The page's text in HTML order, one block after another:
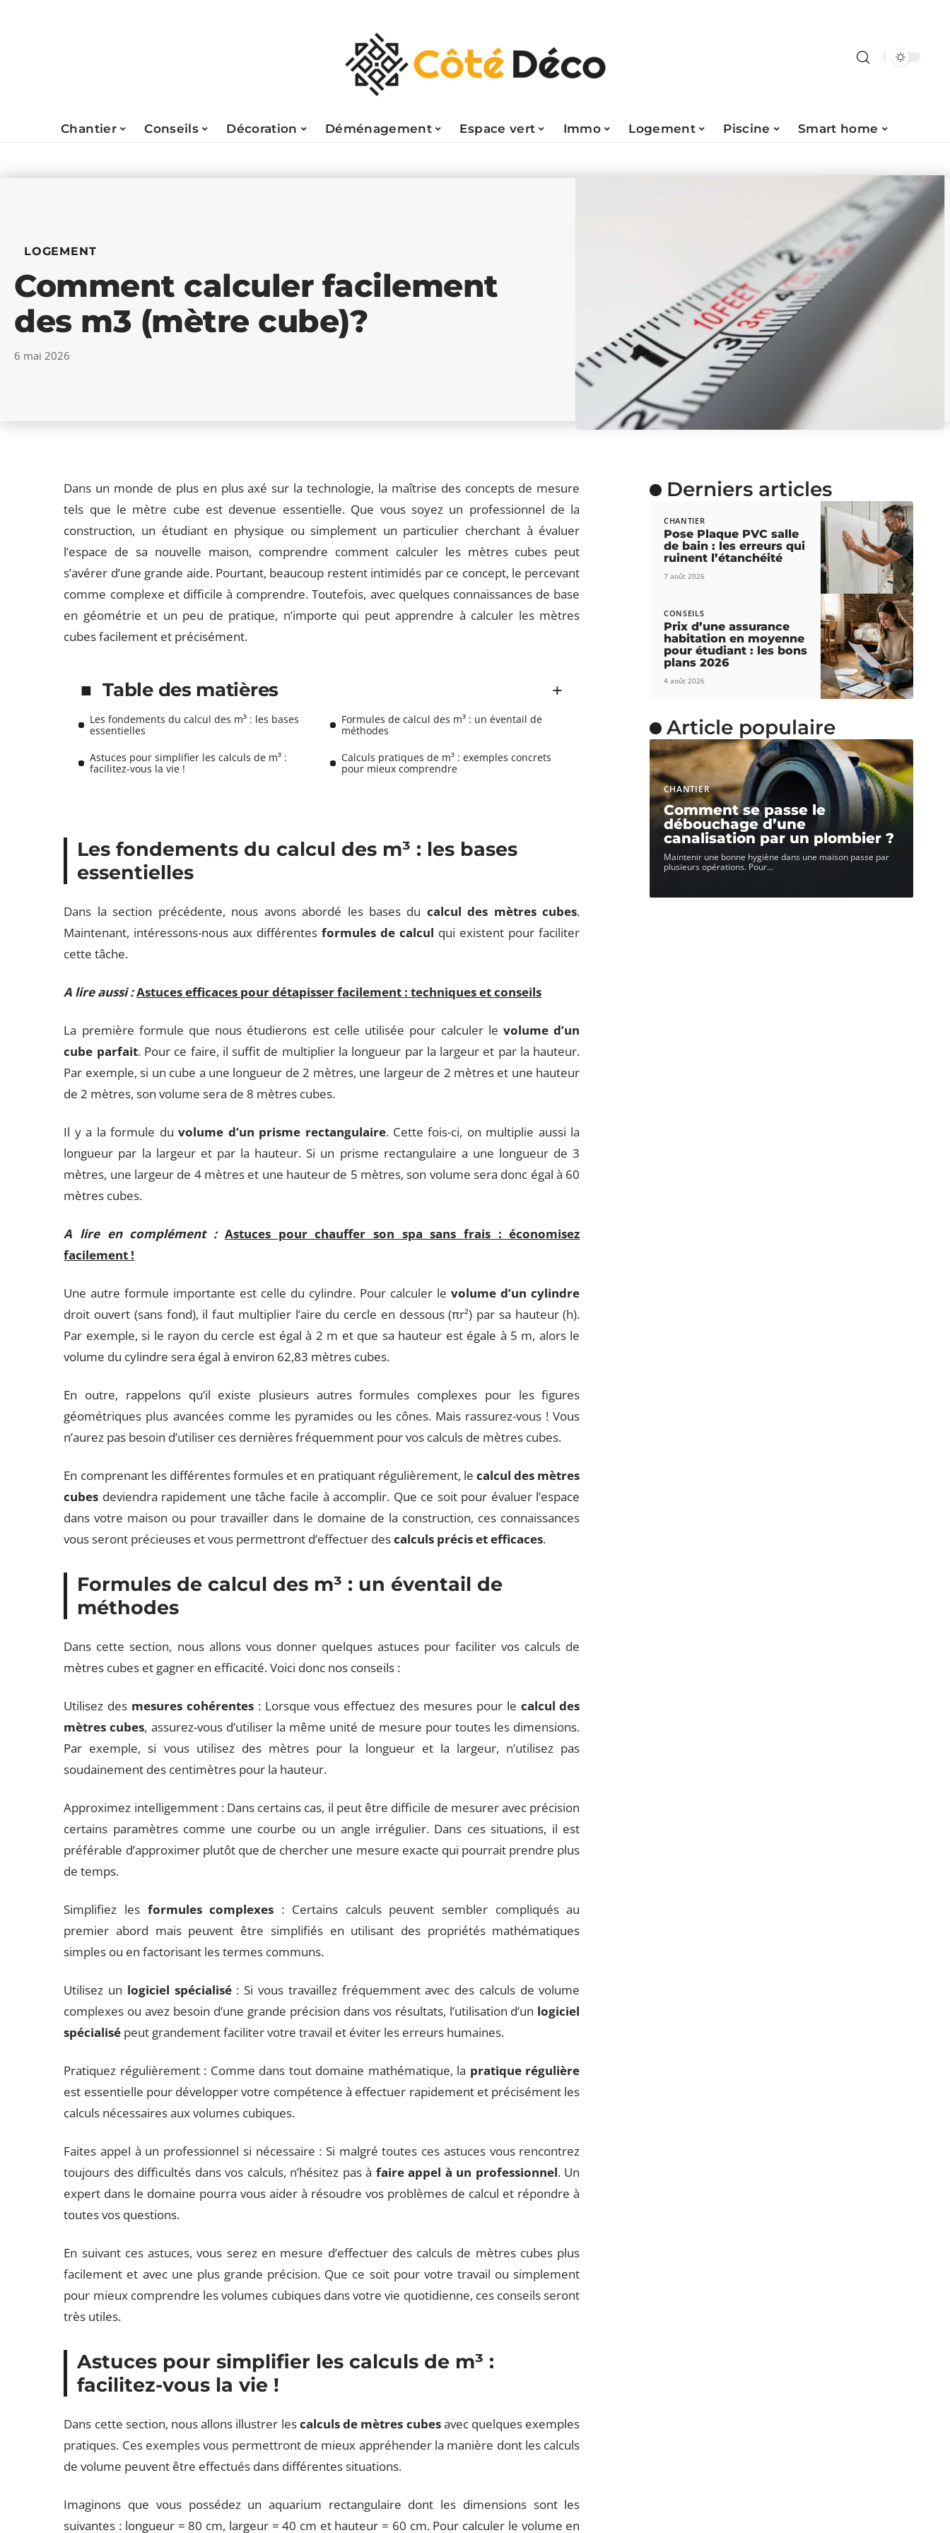
Chantier Conseils Décoration Déménagement Espace vert Immo Logement Piscine Smart home
LOGEMENT
Comment calculer facilement
des m3 (mètre cube)?
6 mai 2026
Dans un monde de plus en plus axé sur la technologie, la maîtrise des concepts de mesure
tels que le mètre cube est devenue essentielle. Que vous soyez un professionnel de la
construction, un étudiant en physique ou simplement un particulier cherchant à évaluer
l’espace de sa nouvelle maison, comprendre comment calculer les mètres cubes peut
s’avérer d’une grande aide. Pourtant, beaucoup restent intimidés par ce concept, le percevant
comme complexe et difficile à comprendre. Toutefois, avec quelques connaissances de base
en géométrie et un peu de pratique, n’importe qui peut apprendre à calculer les mètres
cubes facilement et précisément.
Table des matières
Les fondements du calcul des m³ : les bases
essentielles
Formules de calcul des m³ : un éventail de
méthodes
Astuces pour simplifier les calculs de m³ :
facilitez-vous la vie !
Calculs pratiques de m³ : exemples concrets
pour mieux comprendre
Les fondements du calcul des m³ : les bases
essentielles
Dans la section précédente, nous avons abordé les bases du calcul des mètres cubes.
Maintenant, intéressons-nous aux différentesformules de calcul qui existent pour faciliter
cette tâche.
A lire aussi :Astuces efficaces pour détapisser facilement : techniques et conseils
La première formule que nous étudierons est celle utilisée pour calculer levolume d’un
cube parfait. Pour ce faire, il suffit de multiplier la longueur par la largeur et par la hauteur.
Par exemple, si un cube a une longueur de 2 mètres, une largeur de 2 mètres et une hauteur
de 2 mètres, son volume sera de 8 mètres cubes.
Il y a la formule duvolume d’un prisme rectangulaire. Cette fois-ci, on multiplie aussi la
longueur par la largeur et par la hauteur. Si un prisme rectangulaire a une longueur de 3
mètres, une largeur de 4 mètres et une hauteur de 5 mètres, son volume sera donc égal à 60
mètres cubes.
A lire en complément : Astuces pour chauffer son spa sans frais : économisez
facilement !
Une autre formule importante est celle du cylindre. Pour calculer levolume d’un cylindre
droit ouvert (sans fond), il faut multiplier l’aire du cercle en dessous (πr²) par sa hauteur (h).
Par exemple, si le rayon du cercle est égal à 2 m et que sa hauteur est égale à 5 m, alors le
volume du cylindre sera égal à environ 62,83 mètres cubes.
En outre, rappelons qu’il existe plusieurs autres formules complexes pour les figures
géométriques plus avancées comme les pyramides ou les cônes. Mais rassurez-vous ! Vous
n’aurez pas besoin d’utiliser ces dernières fréquemment pour vos calculs de mètres cubes.
En comprenant les différentes formules et en pratiquant régulièrement, lecalcul des mètres
cubes deviendra rapidement une tâche facile à accomplir. Que ce soit pour évaluer l’espace
dans votre maison ou pour travailler dans le domaine de la construction, ces connaissances
vous seront précieuses et vous permettront d’effectuer descalculs précis et efficaces.
Formules de calcul des m³ : un éventail de
méthodes
Dans cette section, nous allons vous donner quelques astuces pour faciliter vos calculs de
mètres cubes et gagner en efficacité. Voici donc nos conseils :
Utilisez des mesures cohérentes: Lorsque vous effectuez des mesures pour le calcul des
mètres cubes, assurez-vous d’utiliser la même unité de mesure pour toutes les dimensions.
Par exemple, si vous utilisez des mètres pour la longueur et la largeur, n’utilisez pas
soudainement des centimètres pour la hauteur.
Approximez intelligemment : Dans certains cas, il peut être difficile de mesurer avec précision
certains paramètres comme une courbe ou un angle irrégulier. Dans ces situations, il est
préférable d’approximer plutôt que de chercher une mesure exacte qui pourrait prendre plus
de temps.
Simplifiez les formules complexes : Certains calculs peuvent sembler compliqués au
premier abord mais peuvent être simplifiés en utilisant des propriétés mathématiques
simples ou en factorisant les termes communs.
Utilisez un logiciel spécialisé: Si vous travaillez fréquemment avec des calculs de volume
complexes ou avez besoin d’une grande précision dans vos résultats, l’utilisation d’un logiciel
spécialisé peut grandement faciliter votre travail et éviter les erreurs humaines.
Pratiquez régulièrement : Comme dans tout domaine mathématique, la pratique régulière
est essentielle pour développer votre compétence à effectuer rapidement et précisément les
calculs nécessaires aux volumes cubiques.
Faites appel à un professionnel si nécessaire : Si malgré toutes ces astuces vous rencontrez
toujours des difficultés dans vos calculs, n’hésitez pas à faire appel à un professionnel. Un
expert dans le domaine pourra vous aider à résoudre vos problèmes de calcul et répondre à
toutes vos questions.
En suivant ces astuces, vous serez en mesure d’effectuer des calculs de mètres cubes plus
facilement et avec une plus grande précision. Que ce soit pour votre travail ou simplement
pour mieux comprendre les volumes cubiques dans votre vie quotidienne, ces conseils seront
très utiles.
Astuces pour simplifier les calculs de m³ :
facilitez-vous la vie !
Dans cette section, nous allons illustrer lescalculs de mètres cubesavec quelques exemples
pratiques. Ces exemples vous permettront de mieux appréhender la manière dont les calculs
de volume peuvent être effectués dans différentes situations.
Imaginons que vous possédez un aquarium rectangulaire dont les dimensions sont les
suivantes : longueur = 80 cm, largeur = 40 cm et hauteur = 60 cm. Pour calculer le volume en
Derniers articles
CHANTIER
Pose Plaque PVC salle
de bain : les erreurs qui
ruinent l’étanchéité
7 août 2026
CONSEILS
Prix d’une assurance
habitation en moyenne
pour étudiant : les bons
plans 2026
4 août 2026
Article populaire
CHANTIER
Comment se passe le
débouchage d’une
canalisation par un plombier ?
Maintenir une bonne hygiène dans une maison passe par
plusieurs opérations. Pour…